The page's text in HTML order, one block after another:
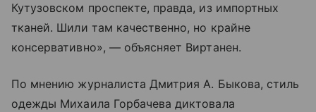
Кутузовском проспекте, правда, из импортных
тканей. Шили там качественно, но крайне
консервативно», — объясняет Виртанен.
По мнению журналиста Дмитрия А. Быкова, стиль
одежды Михаила Горбачева диктовала